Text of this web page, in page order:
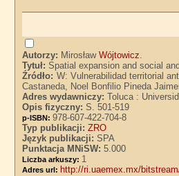
Autorzy: MirosławWójtowicz.
Tytuł:Spatial expansion and social
Źródło: W: Vulnerabilidad territorial
Castaneda, Noel Bonfilio Pineda
Adres wydawniczy:Toluca :
Opis fizyczny:S. 501-519
p-ISBN:978-607-422-704-8
Typ publikacji:ZRO
Język publikacji:SPA
Punktacja MNiSW:5.000
Liczba arkuszy: 1
Adres url: http://ri.uaemex.mx/